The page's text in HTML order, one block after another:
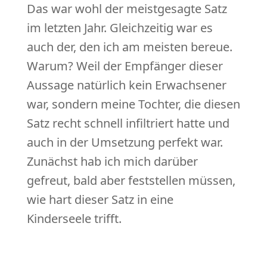
Das war wohl der meistgesagte Satz
im letzten Jahr. Gleichzeitig war es
auch der, den ich am meisten bereue.
Warum? Weil der Empfänger dieser
Aussage natürlich kein Erwachsener
war, sondern meine Tochter, die diesen
Satz recht schnell infiltriert hatte und
auch in der Umsetzung perfekt war.
Zunächst hab ich mich darüber
gefreut, bald aber feststellen müssen,
wie hart dieser Satz in eine
Kinderseele trifft.